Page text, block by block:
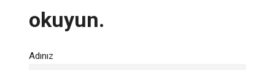
okuyun.
Adınız